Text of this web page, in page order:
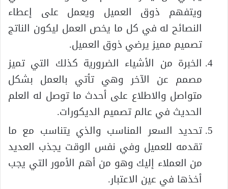
ويتفهم ذوق العميل ويعمل على إعطاء
النصائح له في كل ما يخص العمل ليكون الناتج
تصميم مميز يرضي ذوق العميل.
الخبرة من الأشياء الضرورية كذلك التي تميز
مصمم عن الآخر وهي تأتي بالعمل بشكل
متواصل والاطلاع على أحدث ما توصل له العلم
الحديث في عالم تصميم الديكورات.
تحديد السعر المناسب والذي يتناسب مع ما
تقدمه للعميل وفي نفس الوقت يجذب العديد
من العملاء إليك وهو من أهم الأمور التي يجب
أخذها في عين الاعتبار.